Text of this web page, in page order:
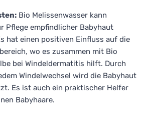
Bio Melissenwasser kann
Pflege empfindlicher Babyhaut
hat einen positiven Einfluss auf die
wo es zusammen mit Bio
bei Windeldermatitis hilft. Durch
Windelwechsel wird die Babyhaut
Es ist auch ein praktischer Helfer
Babyhaare.